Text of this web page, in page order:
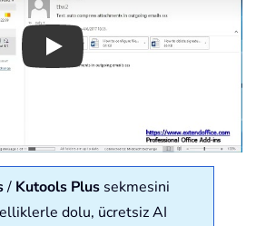
Play
/ Kutools Plus sekmesini
dolu, ücretsiz AI